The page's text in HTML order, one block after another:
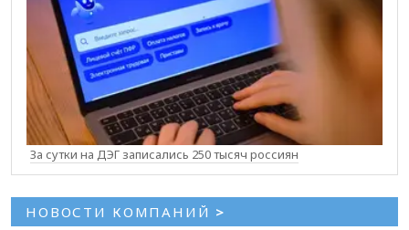
За сутки на ДЭГ записались 250 тысяч россиян
НОВОСТИ КОМПАНИЙ >